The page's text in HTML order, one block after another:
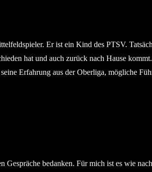
Er ist ein Kind des PTSV.
hat und auch zurück nach Hause
Erfahrung aus der Oberliga, mögliche
bedanken. Für mich ist es wie